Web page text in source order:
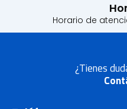
Horario de
¿Tienes